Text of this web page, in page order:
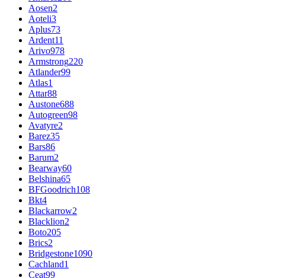
Aosen2
Aoteli3
Aplus73
Ardent11
Arivo978
Armstrong220
Atlander99
Atlas1
Attar88
Austone688
Autogreen98
Avatyre2
Barez35
Bars86
Barum2
Bearway60
Belshina65
BFGoodrich108
Bkt4
Blackarrow2
Blacklion2
Boto205
Brics2
Bridgestone1090
Cachland1
Ceat99